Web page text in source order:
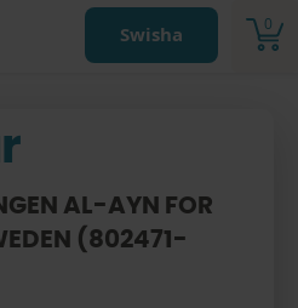
0
Swisha
AL-AYN FOR
(802471-